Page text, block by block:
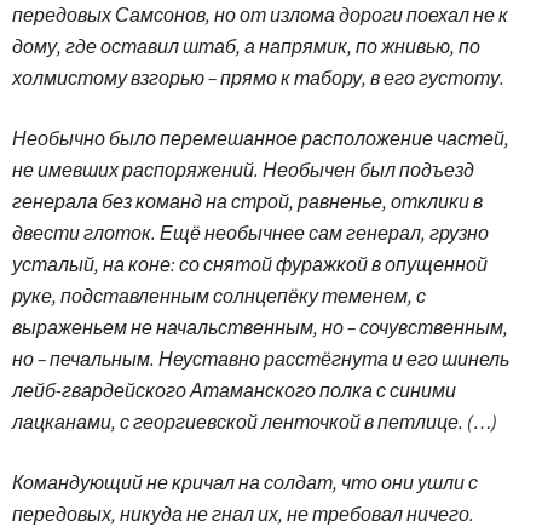
передовых Самсонов, но от излома дороги поехал не к
дому, где оставил штаб, а напрямик, по жнивью, по
холмистому взгорью – прямо к табору, в его густоту.
Необычно было перемешанное расположение частей,
не имевших распоряжений. Необычен был подъезд
генерала без команд на строй, равненье, отклики в
двести глоток. Ещё необычнее сам генерал, грузно
усталый, на коне: со снятой фуражкой в опущенной
руке, подставленным солнцепёку теменем, с
выраженьем не начальственным, но – сочувственным,
но – печальным. Неуставно расстёгнута и его шинель
лейб-гвардейского Атаманского полка с синими
лацканами, с георгиевской ленточкой в петлице. (…)
Командующий не кричал на солдат, что они ушли с
передовых, никуда не гнал их, не требовал ничего.